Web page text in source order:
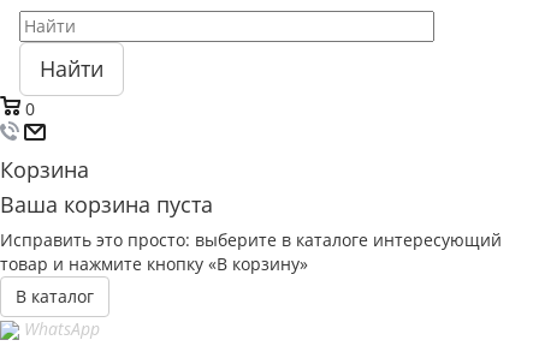
Найти
0
Корзина
Ваша корзина пуста
Исправить это просто: выберите в каталоге интересующий
товар и нажмите кнопку «В корзину»
В каталог
WhatsApp